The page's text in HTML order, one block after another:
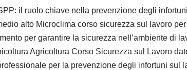
il ruolo chiave nella prevenzione degli
alto Microclima corso sicurezza sul lavoro
per garantire la sicurezza nell’ambiente di
Agricoltura Corso Sicurezza sul Lavoro
per la prevenzione degli infortuni